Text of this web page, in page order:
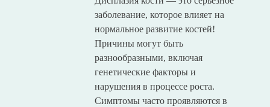
заболевание, которое влияет на
нормальное развитие костей!
Причины могут быть
разнообразными, включая
генетические факторы и
нарушения в процессе роста.
Симптомы часто проявляются в